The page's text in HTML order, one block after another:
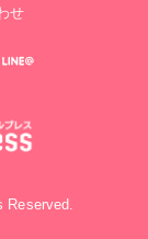
せ
Reserved.